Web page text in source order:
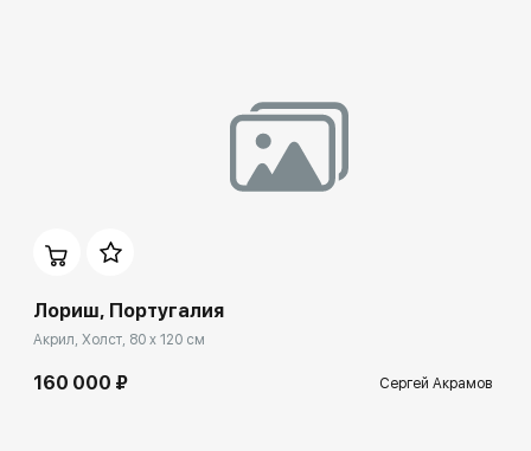
Лориш, Португалия
Акрил, Холст, 80 x 120 см
160 000 ₽ Сергей Акрамов